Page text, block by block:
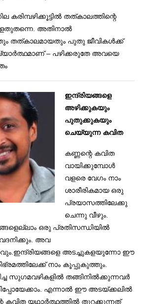
തത്കാലത്തിന്റെ
അതിനാൽ
തത്കാലമായതും പുതു ജീവികൾക്ക്
– പഴിക്കരുതേ അവയെ
ഇന്ദ്രിയങ്ങളെ
അഴിക്കുകയും
പുതുക്കുകയും
ചെയ്യുന്ന കവിത
കണ്ണന്റെ കവിത
വായിക്കുമ്പോൾ
വളരെ വേഗം നാം
ശാരീരികമായ ഒരു
പ്രയാസത്തിലേക്കു
ചെന്നു വീഴും.
ഒരു പ്രതിസന്ധിയിൽ
അവ
യങ്ങളെ അടച്ചുകളയുന്നോ ഈ
നാം കൂപ്പുകുത്തും.
സുഗമവഴികളിൽ തങ്ങിനിൽക്കുന്നവർ
എന്നാൽ ഈ അടയ്ക്കലിൽ
കവിത യഥാർത്ഥത്തിൽ തുറക്കുന്നത്